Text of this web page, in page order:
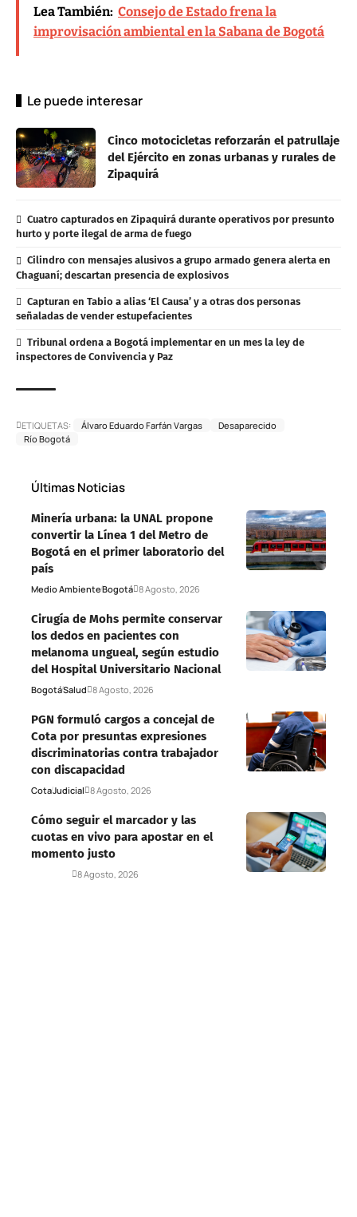
Lea También: Consejo de Estado frena la
improvisación ambiental en la Sabana de Bogotá
Le puede interesar
Cinco motocicletas reforzarán el patrullaje
del Ejército en zonas urbanas y rurales de
Zipaquirá
Cuatro capturados en Zipaquirá durante operativos por presunto
hurto y porte ilegal de arma de fuego
Cilindro con mensajes alusivos a grupo armado genera alerta en
Chaguaní; descartan presencia de explosivos
Capturan en Tabio a alias ‘El Causa’ y a otras dos personas
señaladas de vender estupefacientes
Tribunal ordena a Bogotá implementar en un mes la ley de
inspectores de Convivencia y Paz
ETIQUETAS: Álvaro Eduardo Farfán Vargas
Desaparecido
Río Bogotá
Últimas Noticias
Minería urbana: la UNAL propone
convertir la Línea 1 del Metro de
Bogotá en el primer laboratorio del
país
Medio AmbienteBogotá 8 Agosto, 2026
Cirugía de Mohs permite conservar
los dedos en pacientes con
melanoma ungueal, según estudio
del Hospital Universitario Nacional
BogotáSalud 8 Agosto, 2026
PGN formuló cargos a concejal de
Cota por presuntas expresiones
discriminatorias contra trabajador
con discapacidad
CotaJudicial 8 Agosto, 2026
Cómo seguir el marcador y las
cuotas en vivo para apostar en el
momento justo
8 Agosto, 2026